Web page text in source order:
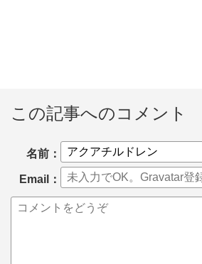
この記事へのコメント
名前：
Email：